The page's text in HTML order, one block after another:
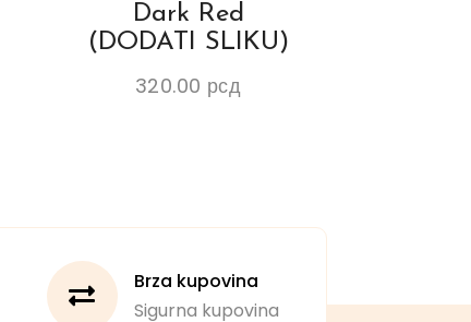
Dark Red
(DODATI SLIKU)
320.00 рсд
Brza kupovina
Sigurna kupovina